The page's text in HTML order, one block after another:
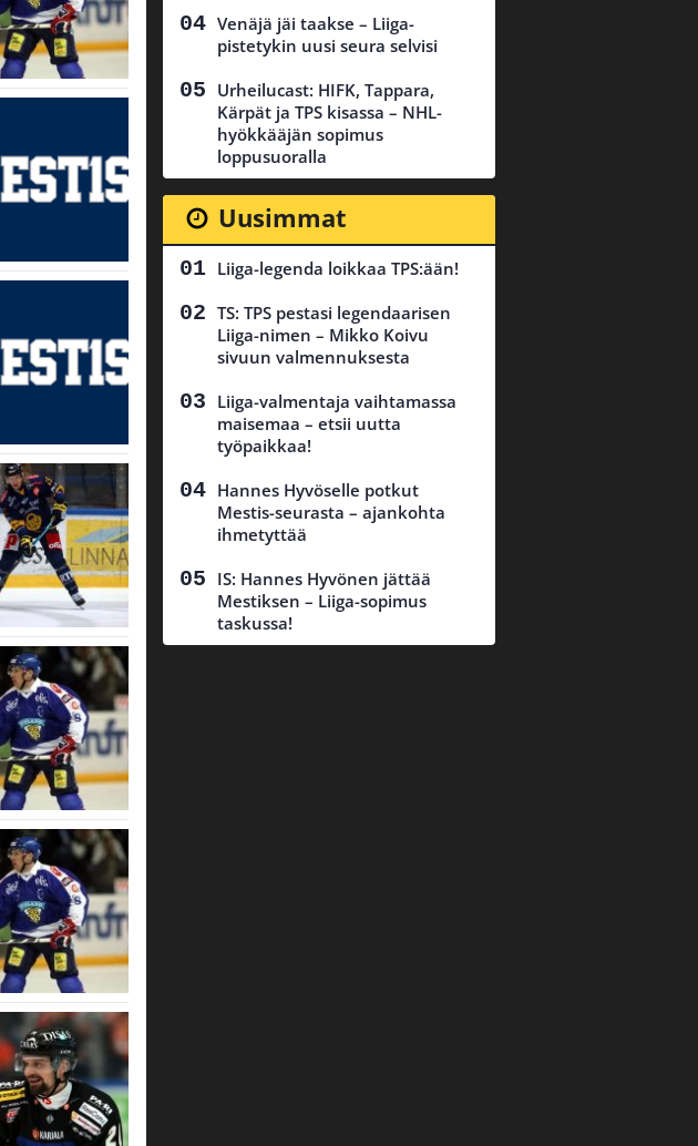
Venäjä jäi taakse – Liiga-
pistetykin uusi seura selvisi
Urheilucast: HIFK, Tappara,
Kärpät ja TPS kisassa – NHL-
hyökkääjän sopimus
loppusuoralla
Uusimmat
Liiga-legenda loikkaa TPS:ään!
TS: TPS pestasi legendaarisen
Liiga-nimen – Mikko Koivu
sivuun valmennuksesta
Liiga-valmentaja vaihtamassa
maisemaa – etsii uutta
työpaikkaa!
Hannes Hyvöselle potkut
Mestis-seurasta – ajankohta
ihmetyttää
IS: Hannes Hyvönen jättää
Mestiksen – Liiga-sopimus
taskussa!